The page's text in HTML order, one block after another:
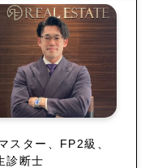
スター、FP2級、
診断士